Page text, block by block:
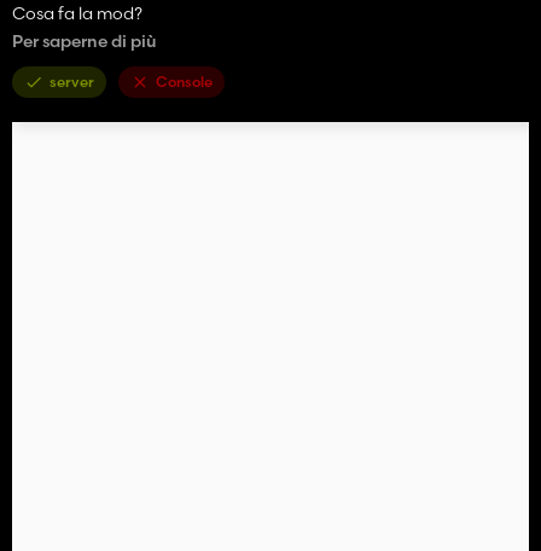
Cosa fa la mod?
- Le pozzanghere appaiono solo quando piove.
- Dopo che smette di piovere, le pozzanghere diminuiscono
gradualmente e scompaiono.
Per saperne di più
server Console